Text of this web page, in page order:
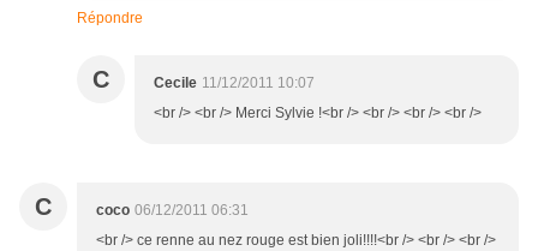
Répondre
C Cecile 11/12/2011 10:07
<br /> <br /> Merci Sylvie !<br /> <br /> <br /> <br />
C coco 06/12/2011 06:31
<br /> ce renne au nez rouge est bien joli!!!!<br /> <br /> <br />